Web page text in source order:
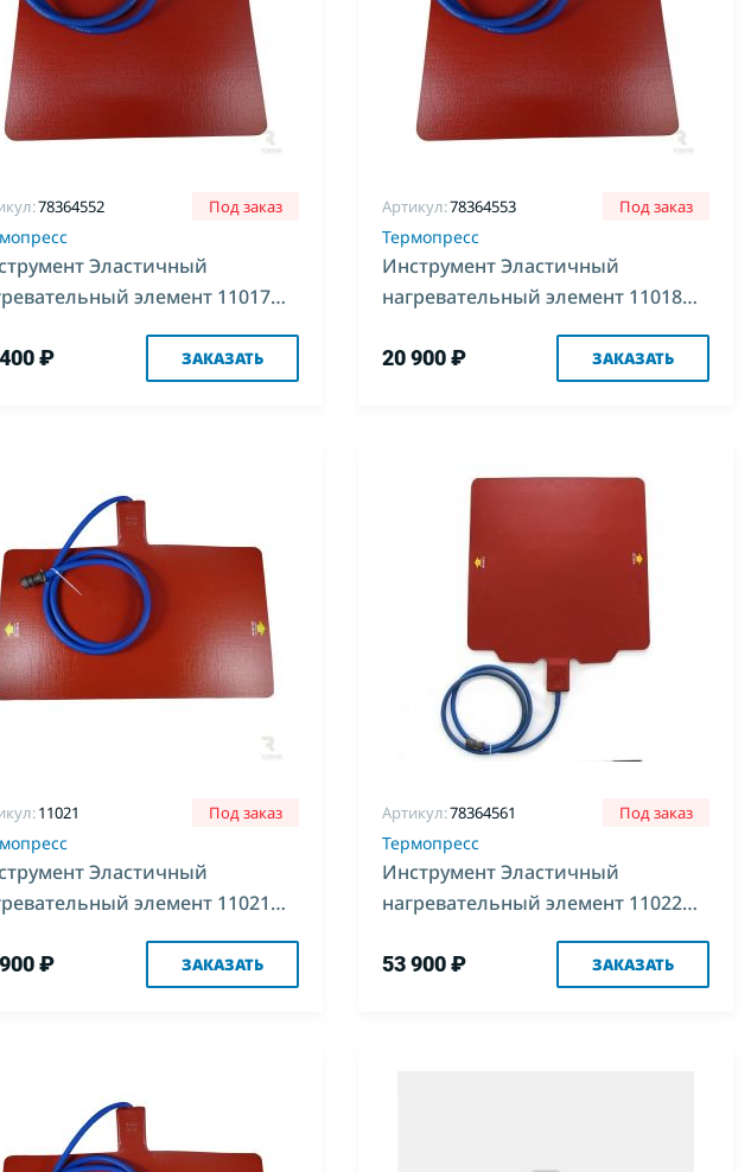
78364552 Под заказ
Эластичный
элемент 11017
₽ ЗАКАЗАТЬ
Артикул:78364553 Под заказ
Термопресс
Инструмент Эластичный
нагревательный элемент 11018
20 900 ₽ ЗАКАЗАТЬ
11021 Под заказ
Эластичный
элемент 11021
₽ ЗАКАЗАТЬ
Артикул:78364561 Под заказ
Термопресс
Инструмент Эластичный
нагревательный элемент 11022
53 900 ₽ ЗАКАЗАТЬ